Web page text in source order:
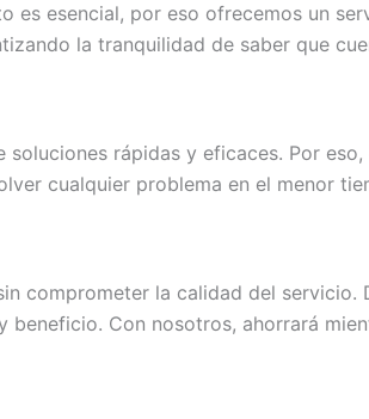
es esencial, por eso ofrecemos un
la tranquilidad de saber que
soluciones rápidas y eficaces. Por
cualquier problema en el menor
comprometer la calidad del
Con nosotros, ahorrará